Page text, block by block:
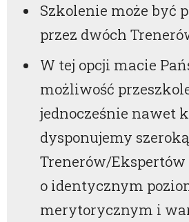
Szkolenie może być
przez dwóch
W tej opcji macie
możliwość
jednocześnie nawet
dysponujemy
Trenerów/Ekspertów
o identycznym
merytorycznym i